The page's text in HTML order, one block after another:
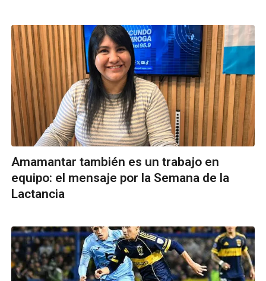
Amamantar también es un trabajo en
equipo: el mensaje por la Semana de la
Lactancia